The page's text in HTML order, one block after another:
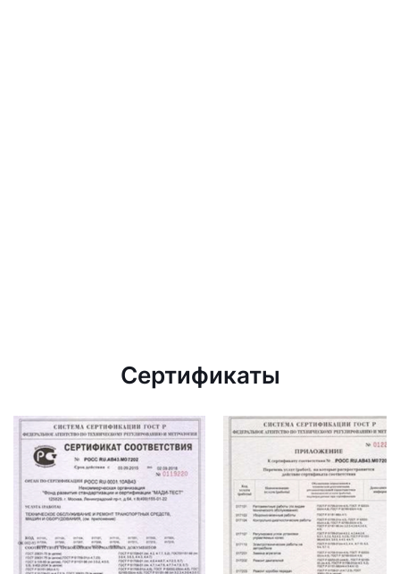
Сертификаты